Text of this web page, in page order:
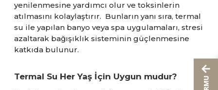
yenilenmesine yardımcı olur ve toksinlerin
atılmasını kolaylaştırır. Bunların yanı sıra, termal
su ile yapılan banyo veya spa uygulamaları, stresi
azaltarak bağışıklık sisteminin güçlenmesine
katkıda bulunur.
Termal Su Her Yaş İçin Uygun mudur?